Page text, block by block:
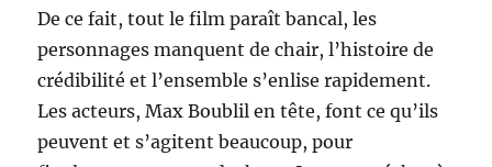
De ce fait, tout le film paraît bancal, les
personnages manquent de chair, l’histoire de
crédibilité et l’ensemble s’enlise rapidement.
Les acteurs, Max Boublil en tête, font ce qu’ils
peuvent et s’agitent beaucoup, pour